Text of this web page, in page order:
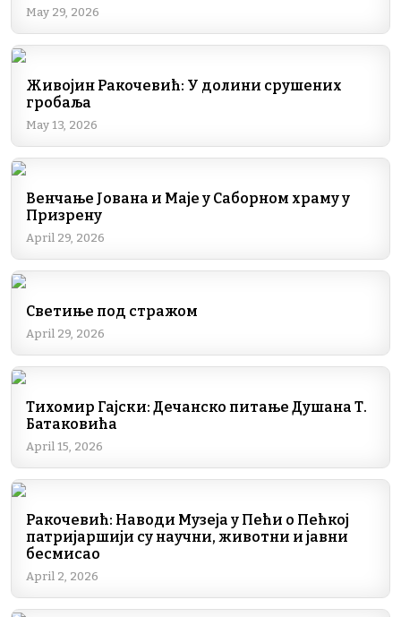
May 29, 2026
Живојин Ракочевић: У долини срушених
гробаља
May 13, 2026
Венчање Јована и Маје у Саборном храму у
Призрену
April 29, 2026
Светиње под стражом
April 29, 2026
Тихомир Гајски: Дечанско питање Душана Т.
Батаковића
April 15, 2026
Ракочевић: Наводи Музеја у Пећи о Пећкој
патријаршији су научни, животни и јавни
бесмисао
April 2, 2026